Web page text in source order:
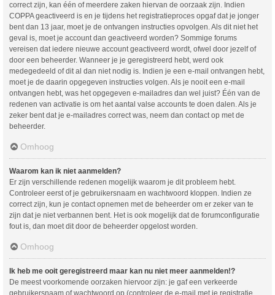
correct zijn, kan één of meerdere zaken hiervan de oorzaak zijn. Indien
COPPA geactiveerd is en je tijdens het registratieproces opgaf dat je jonger
bent dan 13 jaar, moet je de ontvangen instructies opvolgen. Als dit niet het
geval is, moet je account dan geactiveerd worden? Sommige forums
vereisen dat iedere nieuwe account geactiveerd wordt, ofwel door jezelf of
door een beheerder. Wanneer je je geregistreerd hebt, werd ook
medegedeeld of dit al dan niet nodig is. Indien je een e-mail ontvangen hebt,
moet je de daarin opgegeven instructies volgen. Als je nooit een e-mail
ontvangen hebt, was het opgegeven e-mailadres dan wel juist? Één van de
redenen van activatie is om het aantal valse accounts te doen dalen. Als je
zeker bent dat je e-mailadres correct was, neem dan contact op met de
beheerder.
Omhoog
Waarom kan ik niet aanmelden?
Er zijn verschillende redenen mogelijk waarom je dit probleem hebt.
Controleer eerst of je gebruikersnaam en wachtwoord kloppen. Indien ze
correct zijn, kun je contact opnemen met de beheerder om er zeker van te
zijn dat je niet verbannen bent. Het is ook mogelijk dat de forumconfiguratie
fout is, dan moet dit door de beheerder opgelost worden.
Omhoog
Ik heb me ooit geregistreerd maar kan nu niet meer aanmelden!?
De meest voorkomende oorzaken hiervoor zijn: je gaf een verkeerde
gebruikersnaam of wachtwoord op (controleer de e-mail met je registratie